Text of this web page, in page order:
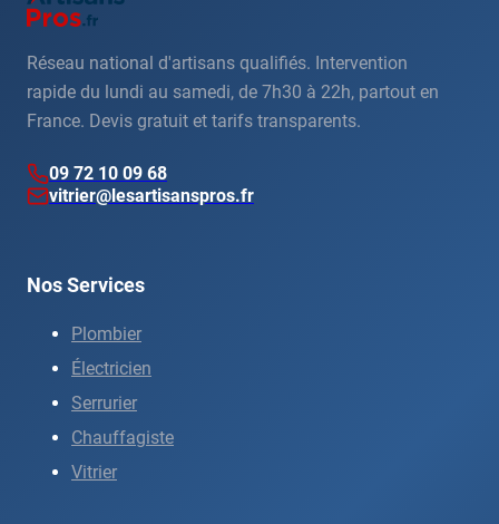
Réseau national d'artisans qualifiés. Intervention
rapide du lundi au samedi, de 7h30 à 22h, partout en
France. Devis gratuit et tarifs transparents.
09 72 10 09 68
vitrier@lesartisanspros.fr
Nos Services
Plombier
Électricien
Serrurier
Chauffagiste
Vitrier